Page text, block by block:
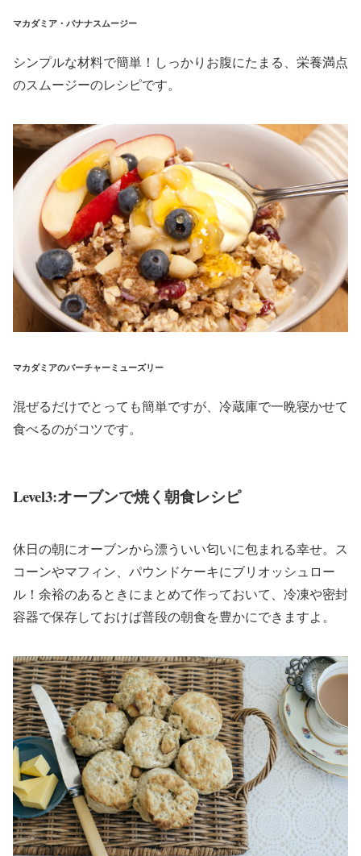
マカダミア・バナナスムージー
シンプルな材料で簡単！しっかりお腹にたまる、栄養満点
のスムージーのレシピです。
マカダミアのバーチャーミューズリー
混ぜるだけでとっても簡単ですが、冷蔵庫で一晩寝かせて
食べるのがコツです。
Level3:オーブンで焼く朝食レシピ
休日の朝にオーブンから漂ういい匂いに包まれる幸せ。ス
コーンやマフィン、パウンドケーキにブリオッシュロー
ル！余裕のあるときにまとめて作っておいて、冷凍や密封
容器で保存しておけば普段の朝食を豊かにできますよ。